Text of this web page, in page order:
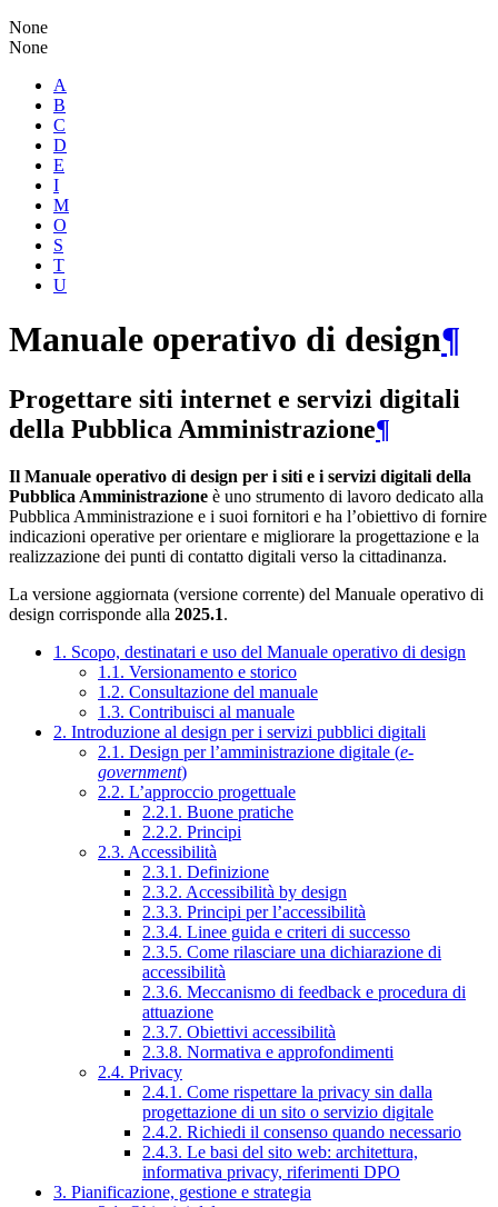
None
None
A
B
C
D
E
I
M
O
S
T
U
Manuale operativo di design¶
Progettare siti internet e servizi digitali
della Pubblica Amministrazione¶
Il Manuale operativo di design per i siti e i servizi digitali della
Pubblica Amministrazione è uno strumento di lavoro dedicato alla
Pubblica Amministrazione e i suoi fornitori e ha l’obiettivo di fornire
indicazioni operative per orientare e migliorare la progettazione e la
realizzazione dei punti di contatto digitali verso la cittadinanza.
La versione aggiornata (versione corrente) del Manuale operativo di
design corrisponde alla 2025.1.
1. Scopo, destinatari e uso del Manuale operativo di design
1.1. Versionamento e storico
1.2. Consultazione del manuale
1.3. Contribuisci al manuale
2. Introduzione al design per i servizi pubblici digitali
2.1. Design per l’amministrazione digitale (e-
government)
2.2. L’approccio progettuale
2.2.1. Buone pratiche
2.2.2. Principi
2.3. Accessibilità
2.3.1. Definizione
2.3.2. Accessibilità by design
2.3.3. Principi per l’accessibilità
2.3.4. Linee guida e criteri di successo
2.3.5. Come rilasciare una dichiarazione di
accessibilità
2.3.6. Meccanismo di feedback e procedura di
attuazione
2.3.7. Obiettivi accessibilità
2.3.8. Normativa e approfondimenti
2.4. Privacy
2.4.1. Come rispettare la privacy sin dalla
progettazione di un sito o servizio digitale
2.4.2. Richiedi il consenso quando necessario
2.4.3. Le basi del sito web: architettura,
informativa privacy, riferimenti DPO
3. Pianificazione, gestione e strategia